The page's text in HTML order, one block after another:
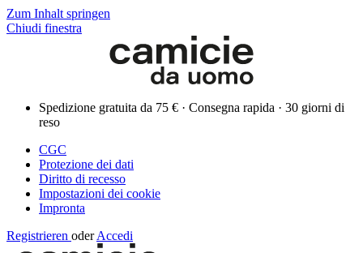
Zum Inhalt springen
Chiudi finestra
Spedizione gratuita da 75 € · Consegna rapida · 30 giorni di
reso
CGC
Protezione dei dati
Diritto di recesso
Impostazioni dei cookie
Impronta
Registrieren oder Accedi